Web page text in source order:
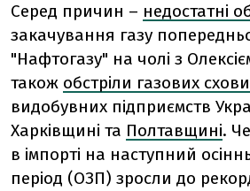
Серед причин – недостатні
закачування газу
"Нафтогазу" на чолі з
також обстріли газових
видобувних підприємств
Харківщині та Полтавщині.
в імпорті на наступний
період (ОЗП) зросли до